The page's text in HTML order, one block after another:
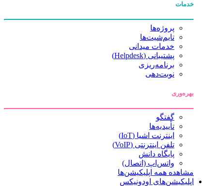
خدمات
پروژه‌ها
تایم‌شیت‌ها
خدمات میدانی
پشتیبانی (Helpdesk)
برنامه‌ریزی
نوبت‌دهی
بهره‌وری
گفتگو
تأییدیه‌ها
اینترنت اشیا (IoT)
تلفن اینترنتی (VoIP)
پایگاه دانش
واتس‌اپ (اتصال)
مشاهده همه اپلیکیشن‌ها
اپلیکیشن‌های اودونیکس